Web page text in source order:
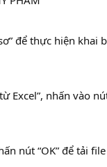
để thực hiện khai
Excel”, nhấn vào
nút “OK” để tải